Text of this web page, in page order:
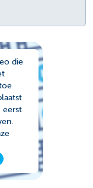
die
eerst